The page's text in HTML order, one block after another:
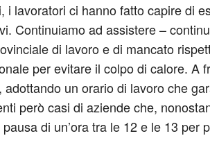
lavoratori ci hanno fatto capire di
Continuiamo ad assistere –
di lavoro e di mancato
per evitare il colpo di calore. A
un orario di lavoro che
però casi di aziende che,
di un’ora tra le 12 e le 13 per